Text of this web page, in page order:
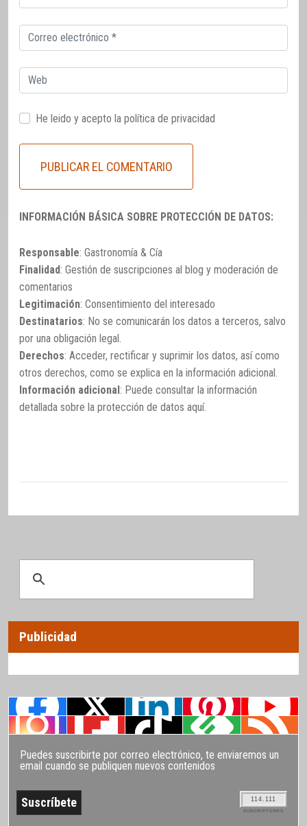
electrónico
Correo
electrónico
Web
He leido y acepto la política de privacidad
INFORMACIÓN BÁSICA SOBRE PROTECCIÓN DE DATOS:
Responsable: Gastronomía & Cía
Finalidad: Gestión de suscripciones al blog y moderación de
comentarios
Legitimación: Consentimiento del interesado
Destinatarios: No se comunicarán los datos a terceros, salvo
por una obligación legal.
Derechos: Acceder, rectificar y suprimir los datos, así como
otros derechos, como se explica en la información adicional.
Información adicional: Puede consultar la información
detallada sobre la protección de datos aquí.
Publicidad
Puedes suscribirte por correo electrónico, te enviaremos un
email cuando se publiquen nuevos contenidos
114.111
SUSCRIPTORES